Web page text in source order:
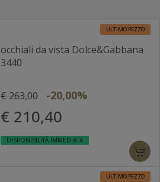
ULTIMO PEZZO
occhiali da vista Dolce&Gabbana
3440
€ 263,00 -20,00%
€ 210,40
DISPONIBILITÀ IMMEDIATA
ULTIMO PEZZO